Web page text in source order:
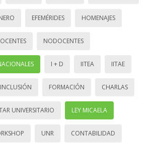
EFEMÉRIDES HOMENAJES
NODOCENTES
I + D IITEA IITAE
INCLUSIÓN FORMACIÓN CHARLAS
UNIVERSITARIO LEY MICAELA
UNR CONTABILIDAD